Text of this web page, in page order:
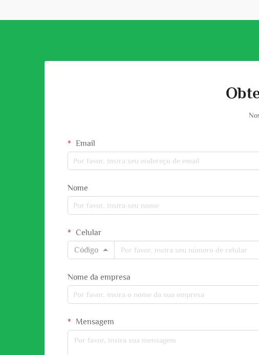
Email
Nome
Celular
Código
Nome da empresa
Mensagem